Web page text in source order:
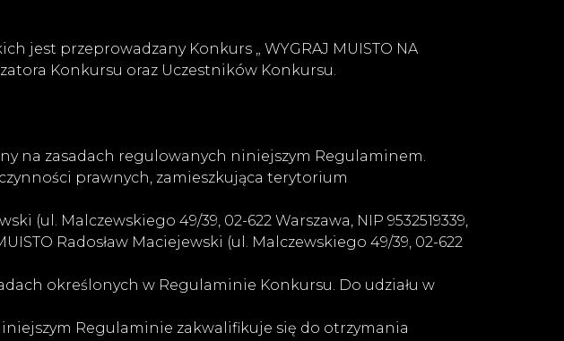
jest przeprowadzany Konkurs „ WYGRAJ MUISTO NA
Konkursu oraz Uczestników Konkursu.
na zasadach regulowanych niniejszym Regulaminem.
prawnych, zamieszkująca terytorium
(ul. Malczewskiego 49/39, 02-622 Warszawa, NIP 9532519339,
Radosław Maciejewski (ul. Malczewskiego 49/39, 02-622
określonych w Regulaminie Konkursu. Do udziału w
Regulaminie zakwalifikuje się do otrzymania